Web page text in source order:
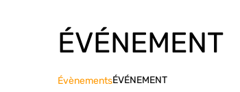
ÉVÉNEMENT
ÉvènementsÉVÉNEMENT